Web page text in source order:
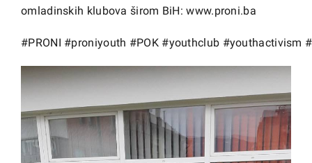
omladinskih klubova širom BiH:www.proni.ba
#PRONI #proniyouth #POK#youthclub #youthactivism